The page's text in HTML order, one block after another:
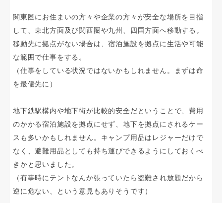
関東圏にお住まいの方々や企業の方々が安全な場所を目指
して、東北方面及び関西圏や九州、四国方面へ移動する。
移動先に拠点がない場合は、宿泊施設を拠点に生活や可能
な範囲で仕事をする。
（仕事をしている状況ではないかもしれません。まずは命
を最優先に）
地下鉄駅構内や地下街が比較的安全だということで、費用
のかかる宿泊施設を拠点にせず、地下を拠点にされるケー
スも多いかもしれません。キャンプ用品はレジャーだけで
なく、避難用品としても持ち運びできるようにしておくべ
きかと思いました。
（有事時にテントなんか張っていたら盗難され放題だから
逆に危ない、という意見もありそうです）